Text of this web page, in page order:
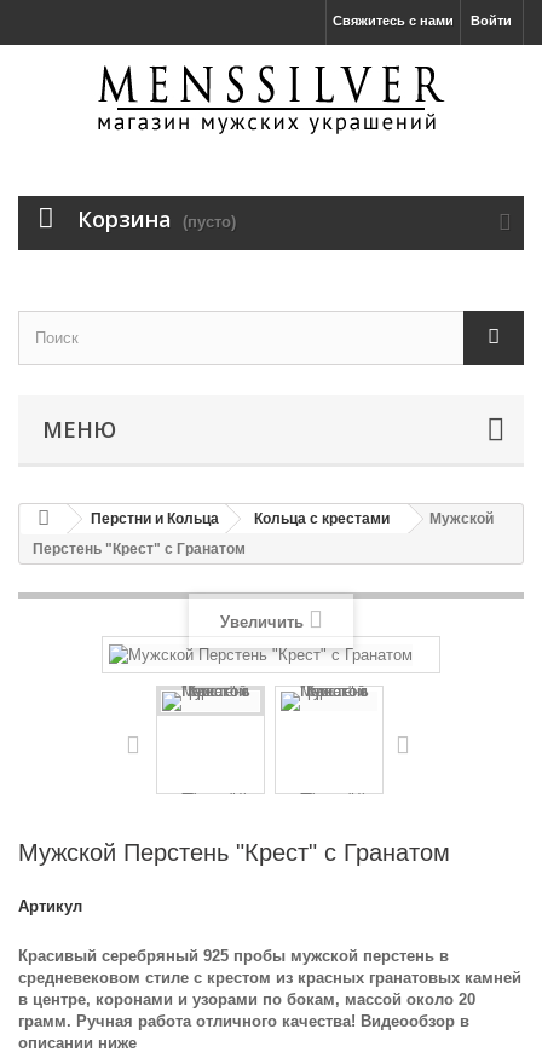
Войти
Свяжитесь с нами
Корзина (пусто)
МЕНЮ
Перстни и Кольца Кольца с крестами
Мужской
Перстень "Крест" с Гранатом
Увеличить
Мужской Перстень "Крест" с Гранатом
Артикул
Красивый серебряный 925 пробы мужской перстень в
средневековом стиле с крестом из красных гранатовых камней
в центре, коронами и узорами по бокам, массой около 20
грамм. Ручная работа отличного качества! Видеообзор в
описании ниже